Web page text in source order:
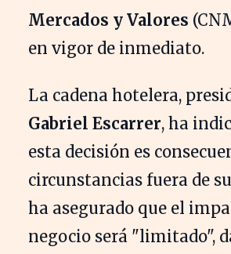
Mercados y Valores
en vigor de inmediato.
La cadena hotelera,
Gabriel Escarrer, ha
esta decisión es
circunstancias fuera de
ha asegurado que el
negocio será "limitado",